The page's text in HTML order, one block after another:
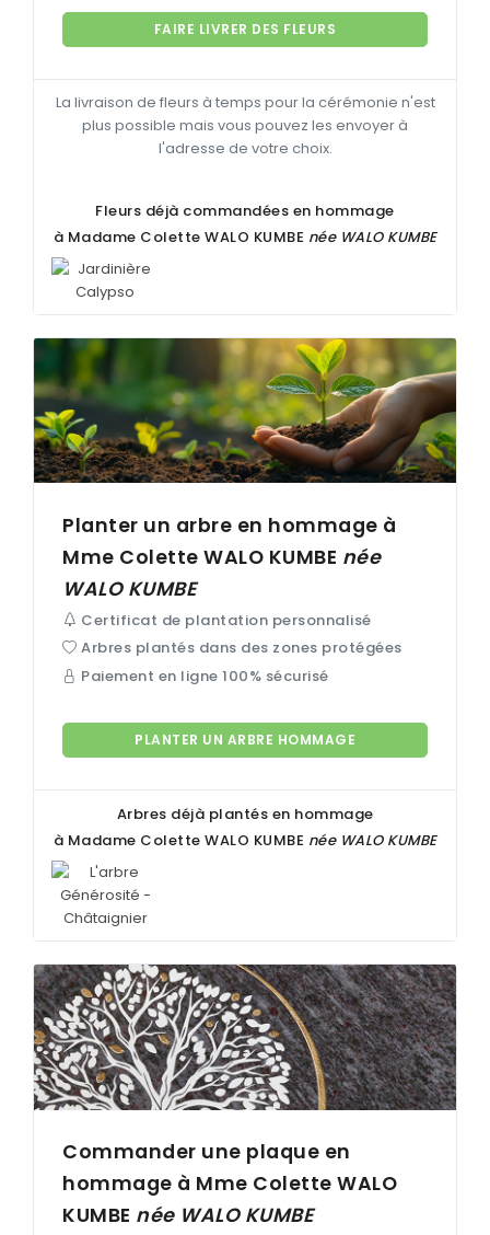
FAIRE LIVRER DES FLEURS
La livraison de fleurs à temps pour la cérémonie n'est
plus possible mais vous pouvez les envoyer à
l'adresse de votre choix.
Fleurs déjà commandées en hommage
à Madame Colette WALO KUMBE née WALO KUMBE
Planter un arbre en hommage à
Mme Colette WALO KUMBE née
WALO KUMBE
Certificat de plantation personnalisé
Arbres plantés dans des zones protégées
Paiement en ligne 100% sécurisé
PLANTER UN ARBRE HOMMAGE
Arbres déjà plantés en hommage
à Madame Colette WALO KUMBE née WALO KUMBE
Commander une plaque en
hommage à Mme Colette WALO
KUMBE née WALO KUMBE